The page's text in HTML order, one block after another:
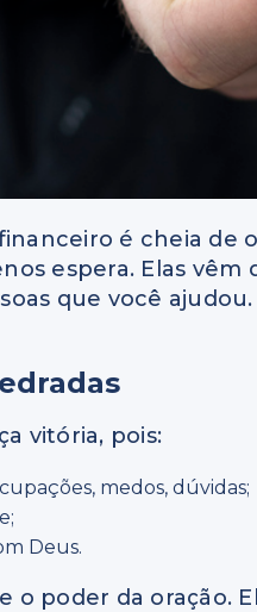
é cheia de
espera. Elas
que você
vitória, pois:
medos, dúvidas;
Deus.
o poder da oração.